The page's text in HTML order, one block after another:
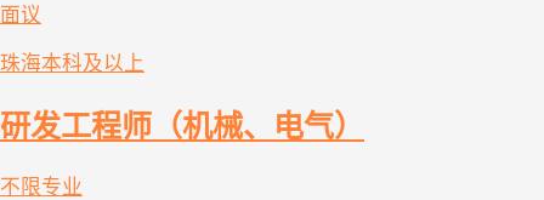
面议
珠海本科及以上
研发工程师（机械、电气）
不限专业